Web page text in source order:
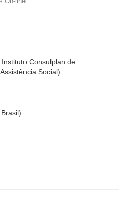
Consulplan de
Social)